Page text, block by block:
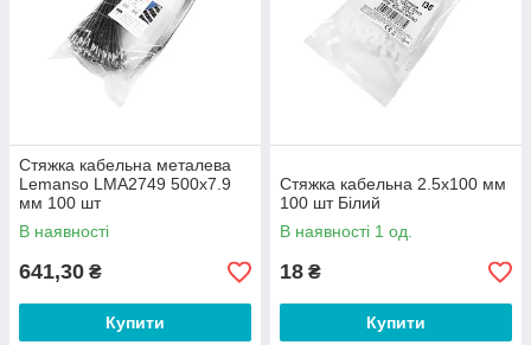
Стяжка кабельна металева
Lemanso LMA2749 500x7.9
мм 100 шт
В наявності
641,30 ₴
Купити
Стяжка кабельна 2.5х100 мм
100 шт Білий
В наявності 1 од.
18 ₴
Купити